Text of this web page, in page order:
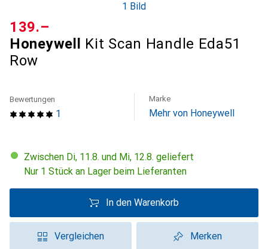
1 Bild
Honeywell
Kit Scan Handle Eda51
Row
CHF
139.–
1
Bewertungen Marke
Mehr von Honeywell
Zwischen Di, 11.8. und Mi, 12.8. geliefert
Nur 1 Stück an Lager beim Lieferanten
In den Warenkorb
Vergleichen Merken